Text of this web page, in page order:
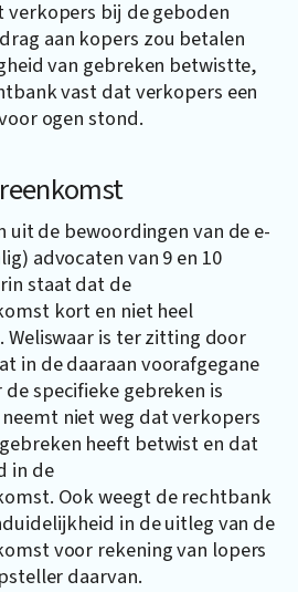
verkopers bij de geboden
aan kopers zou betalen
van gebreken betwistte,
vast dat verkopers een
ogen stond.
de bewoordingen van de e-
advocaten van 9 en 10
staat dat de
kort en niet heel
is ter zitting door
in de daaraan voorafgegane
specifieke gebreken is
niet weg dat verkopers
heeft betwist en dat
in de
Ook weegt de rechtbank
in de uitleg van de
voor rekening van lopers
daarvan.